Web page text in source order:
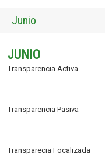
Junio
JUNIO
Transparencia Activa
Transparencia Pasiva
Transparecia Focalizada